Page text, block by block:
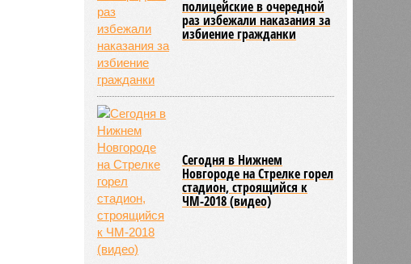
полицейские в очередной
раз избежали наказания за
избиение гражданки
Сегодня в Нижнем
Новгороде на Стрелке горел
стадион, строящийся к
ЧМ-2018 (видео)